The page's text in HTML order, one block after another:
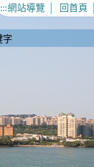
:::網站導覽 回首頁